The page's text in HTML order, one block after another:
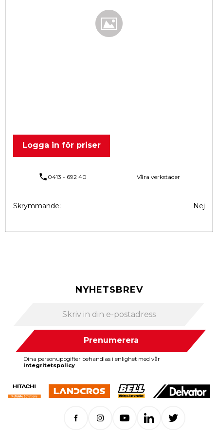
Logga in för priser
phone 0413 - 692 40 Våra verkstäder
Skrymmande Nej
NYHETSBREV
Prenumerera
Dina personuppgifter behandlas i enlighet med vår
integritetspolicy.